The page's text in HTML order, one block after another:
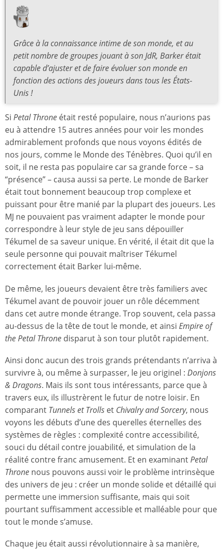
Grâce à la connaissance intime de son monde, et au
petit nombre de groupes jouant à son JdR, Barker était
capable d’ajuster et de faire évoluer son monde en
fonction des actions des joueurs dans tous les États-
Unis !
Si Petal Throne était resté populaire, nous n’aurions pas
eu à attendre 15 autres années pour voir les mondes
admirablement profonds que nous voyons édités de
nos jours, comme le Monde des Ténèbres. Quoi qu’il en
soit, il ne resta pas populaire car sa grande force – sa
“présence” – causa aussi sa perte. Le monde de Barker
était tout bonnement beaucoup trop complexe et
puissant pour être manié par la plupart des joueurs. Les
MJ ne pouvaient pas vraiment adapter le monde pour
correspondre à leur style de jeu sans dépouiller
Tékumel de sa saveur unique. En vérité, il était dit que la
seule personne qui pouvait maîtriser Tékumel
correctement était Barker lui-même.
De même, les joueurs devaient être très familiers avec
Tékumel avant de pouvoir jouer un rôle décemment
dans cet autre monde étrange. Trop souvent, cela passa
au-dessus de la tête de tout le monde, et ainsi Empire of
the Petal Throne disparut à son tour plutôt rapidement.
Ainsi donc aucun des trois grands prétendants n’arriva à
survivre à, ou même à surpasser, le jeu originel : Donjons
& Dragons. Mais ils sont tous intéressants, parce que à
travers eux, ils illustrèrent le futur de notre loisir. En
comparant Tunnels et Trolls et Chivalry and Sorcery, nous
voyons les débuts d’une des querelles éternelles des
systèmes de règles : complexité contre accessibilité,
souci du détail contre jouabilité, et simulation de la
réalité contre franc amusement. Et en examinantPetal
Throne nous pouvons aussi voir le problème intrinsèque
des univers de jeu : créer un monde solide et détaillé qui
permette une immersion suffisante, mais qui soit
pourtant suffisamment accessible et malléable pour que
tout le monde s’amuse.
Chaque jeu était aussi révolutionnaire à sa manière,